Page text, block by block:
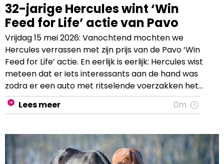
32-jarige Hercules wint ‘Win
Feed for Life’ actie van Pavo
Vrijdag 15 mei 2026: Vanochtend mochten we
Hercules verrassen met zijn prijs van de Pavo ‘Win
Feed for Life’ actie. En eerlijk is eerlijk: Hercules wist
meteen dat er iets interessants aan de hand was
zodra er een auto met ritselende voerzakken het
erf opreed.
Lees meer 0m